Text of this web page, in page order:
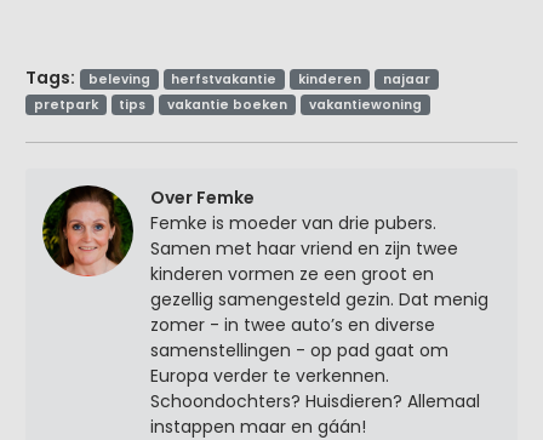
Tags: beleving herfstvakantie kinderen
najaar
pretpark
tips vakantie boeken vakantiewoning
Over Femke
Femke is moeder van drie pubers.
Samen met haar vriend en zijn twee
kinderen vormen ze een groot en
gezellig samengesteld gezin. Dat menig
zomer - in twee auto’s en diverse
samenstellingen - op pad gaat om
Europa verder te verkennen.
Schoondochters? Huisdieren? Allemaal
instappen maar en gáán!